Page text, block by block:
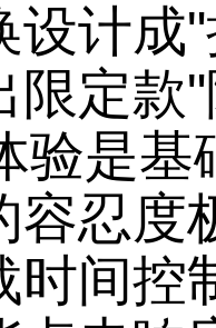
设计成
限定款
验是基
容忍度
时间控